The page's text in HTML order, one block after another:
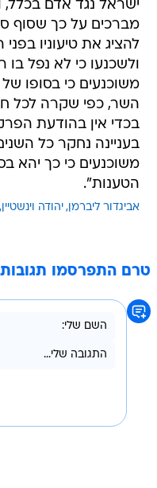
ישראל נגד אדם בכלל,
מברכים על כך שסוף
להציג את טיעוניו
ולשכנעו כי לא נפל בו
משוכנעים כי בסופו
השר, כפי שקרה לכל
בכדי אין בהודעת
בעניינה נחקר כל
משוכנעים כי כך יהא
הטענות".
אביגדור ליברמן יהודה וינשטיין
טרם התפרסמו תגובות